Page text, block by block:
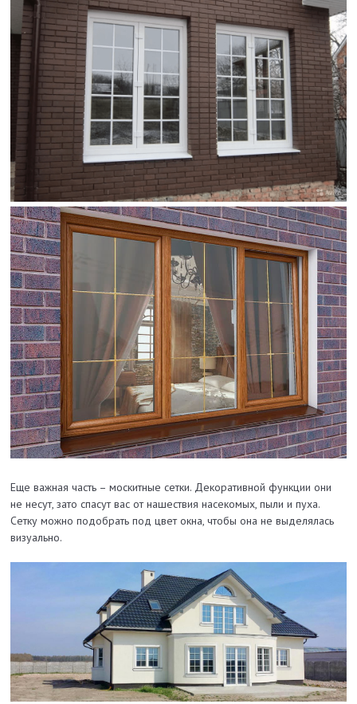
Еще важная часть – москитные сетки. Декоративной функции они
не несут, зато спасут вас от нашествия насекомых, пыли и пуха.
Сетку можно подобрать под цвет окна, чтобы она не выделялась
визуально.